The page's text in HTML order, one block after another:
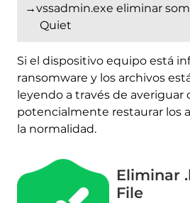
→vssadmin.exe eliminar
Quiet
Si el dispositivo equipo está
ransomware y los archivos
leyendo a través de averiguar
potencialmente restaurar los
la normalidad.
Eliminar
File